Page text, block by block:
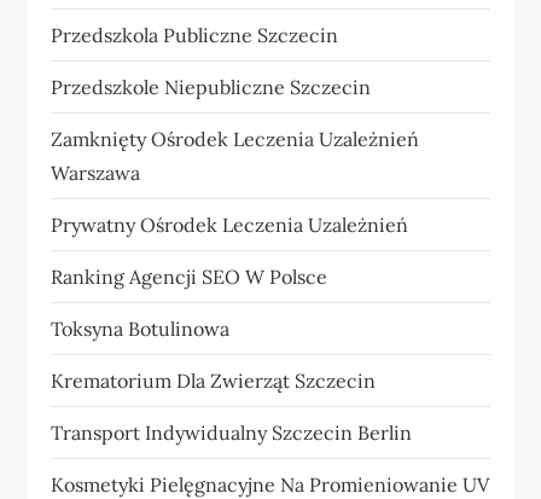
Przedszkola Publiczne Szczecin
Przedszkole Niepubliczne Szczecin
Zamknięty Ośrodek Leczenia Uzależnień
Warszawa
Prywatny Ośrodek Leczenia Uzależnień
Ranking Agencji SEO W Polsce
Toksyna Botulinowa
Krematorium Dla Zwierząt Szczecin
Transport Indywidualny Szczecin Berlin
Kosmetyki Pielęgnacyjne Na Promieniowanie UV